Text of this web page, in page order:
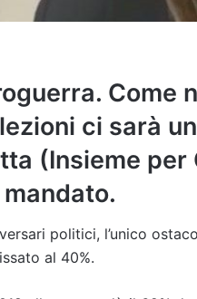
Come
ci sarà
(Insieme
politici, l’unico
al 40%.